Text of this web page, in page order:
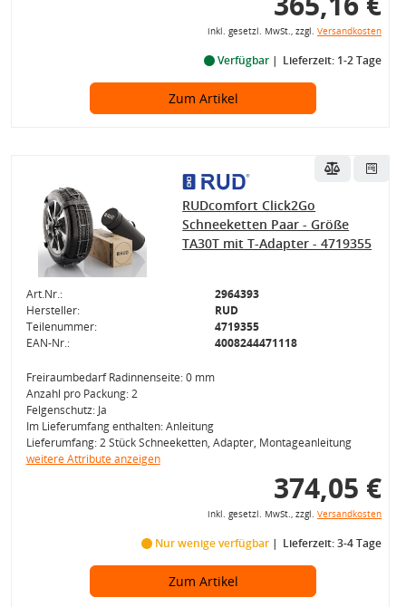
inkl. gesetzl. MwSt., zzgl. Versandkosten
Verfügbar Lieferzeit: 1-2 Tage
Zum Artikel
RUDcomfort Click2Go
Schneeketten Paar - Größe
TA30T mit T-Adapter - 4719355
Art.Nr.:
2964393
Hersteller:
RUD
Teilenummer:
4719355
EAN-Nr.:
4008244471118
Freiraumbedarf Radinnenseite: 0 mm
Anzahl pro Packung: 2
Felgenschutz: Ja
Im Lieferumfang enthalten: Anleitung
Lieferumfang: 2 Stück Schneeketten, Adapter, Montageanleitung
weitere Attribute anzeigen
374,05 €
inkl. gesetzl. MwSt., zzgl. Versandkosten
Nur wenige verfügbar Lieferzeit: 3-4 Tage
Zum Artikel